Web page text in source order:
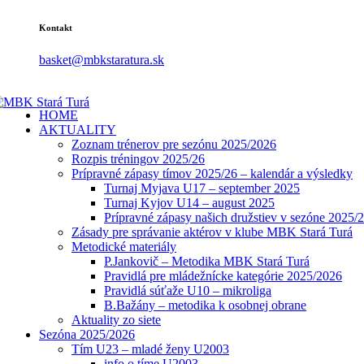
Kontakt
basket@mbkstaratura.sk
HOME
AKTUALITY
Zoznam trénerov pre sezónu 2025/2026
Rozpis tréningov 2025/26
Prípravné zápasy tímov 2025/26 – kalendár a výsledky
Turnaj Myjava U17 – september 2025
Turnaj Kyjov U14 – august 2025
Prípravné zápasy našich družstiev v sezóne 2025/
Zásady pre správanie aktérov v klube MBK Stará Turá
Metodické materiály
P.Jankovič – Metodika MBK Stará Turá
Pravidlá pre mládežnícke kategórie 2025/2026
Pravidlá súťaže U10 – mikroliga
B.Bažány – metodika k osobnej obrane
Aktuality zo siete
Sezóna 2025/2026
Tím U23 – mladé ženy U2003